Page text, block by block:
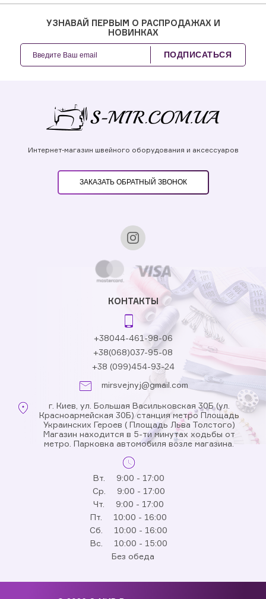
УЗНАВАЙ ПЕРВЫМ О РАСПРОДАЖАХ И
НОВИНКАХ
ПОДПИСАТЬСЯ
Интернет-магазин швейного оборудования и аксессуаров
ЗАКАЗАТЬ ОБРАТНЫЙ ЗВОНОК
КОНТАКТЫ
+38044-461-98-06
+38(068)037-95-08
+38 (099)454-93-24
mirsvejnyj@gmail.com
г. Киев, ул. Большая Васильковская 30Б (ул.
Красноармейская 30Б) станция метро Площадь
Украинских Героев ( Площадь Льва Толстого)
Магазин находится в 5-ти минутах ходьбы от
метро. Парковка автомобиля возле магазина.
Вт.
9:00 - 17:00
Ср.
9:00 - 17:00
Чт.
9:00 - 17:00
Пт.
10:00 - 16:00
Сб.
10:00 - 16:00
Вс.
10:00 - 15:00
Без обеда